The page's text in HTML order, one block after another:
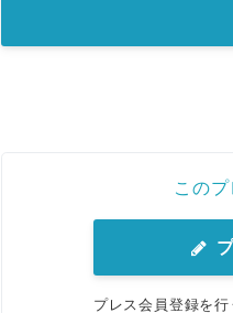
この
プレス会員登録を